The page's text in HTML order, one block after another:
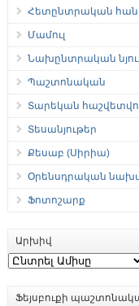
Հետընտրական
Մամուլ
Նախընտրական
Պաշտոնական
Տարեկան
Տեսանյութեր
Քեսաբ (Սիրիա)
Օրենսդրական
Ֆոտոշարք
Արխիվ
Արխիվ
Ֆեյսբուքի